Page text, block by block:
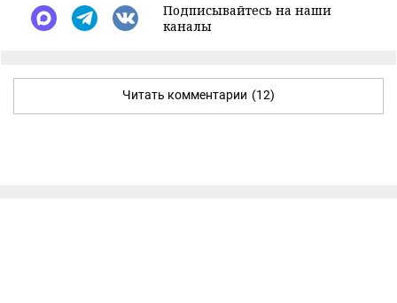
Подписывайтесь на наши
каналы
Читать комментарии (12)